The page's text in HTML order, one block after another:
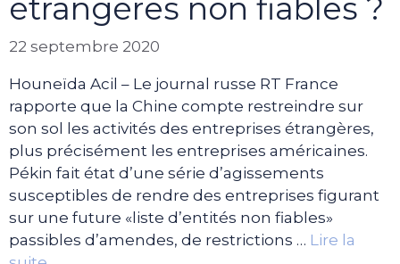
étrangères non fiables ?
22 septembre 2020
Houneïda Acil – Le journal russe RT France
rapporte que la Chine compte restreindre sur
son sol les activités des entreprises étrangères,
plus précisément les entreprises américaines.
Pékin fait état d’une série d’agissements
susceptibles de rendre des entreprises figurant
sur une future «liste d’entités non fiables»
passibles d’amendes, de restrictions … Lire la